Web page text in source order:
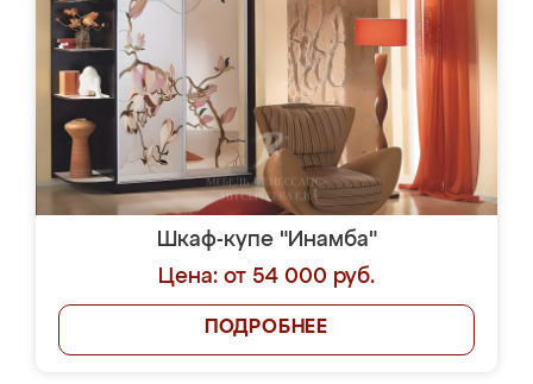
Шкаф-купе "Инамба"
Цена: от 54 000 руб.
ПОДРОБНЕЕ